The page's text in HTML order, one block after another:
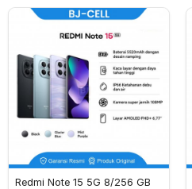
Redmi Note 15 5G 8/256 GB